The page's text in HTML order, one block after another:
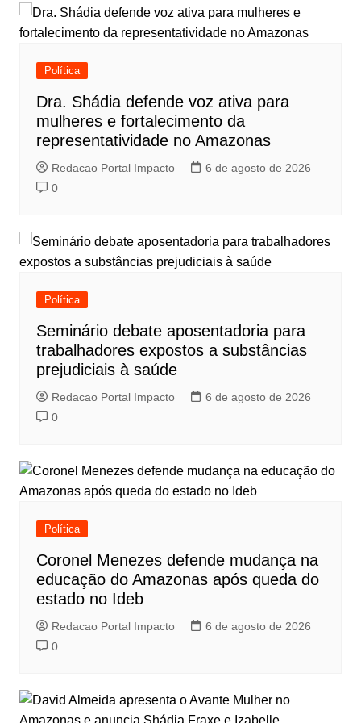
Política
Dra. Shádia defende voz ativa para
mulheres e fortalecimento da
representatividade no Amazonas
Redacao Portal Impacto
6 de agosto de 2026
0
Política
Seminário debate aposentadoria para
trabalhadores expostos a substâncias
prejudiciais à saúde
Redacao Portal Impacto
6 de agosto de 2026
0
Política
Coronel Menezes defende mudança na
educação do Amazonas após queda do
estado no Ideb
Redacao Portal Impacto
6 de agosto de 2026
0